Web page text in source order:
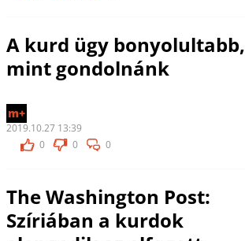
A kurd ügy bonyolultabb,
mint gondolnánk
m+
2019.10.27 13:39
0
0 0
The Washington Post:
Szíriában a kurdok